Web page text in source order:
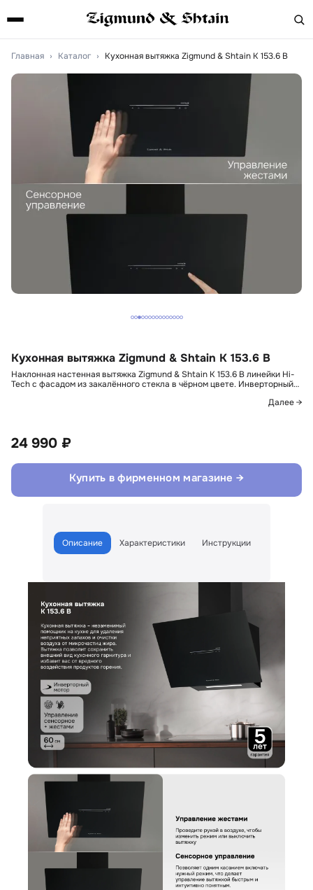
Главная › Каталог › Кухонная вытяжка Zigmund & Shtain K 153.6 B
Кухонная вытяжка Zigmund & Shtain K 153.6 B
Наклонная настенная вытяжка Zigmund & Shtain K 153.6 B линейки Hi-
Tech с фасадом из закалённого стекла в чёрном цвете. Инверторный…
Далее →
24 990 ₽
Купить в фирменном магазине →
Описание Характеристики Инструкции